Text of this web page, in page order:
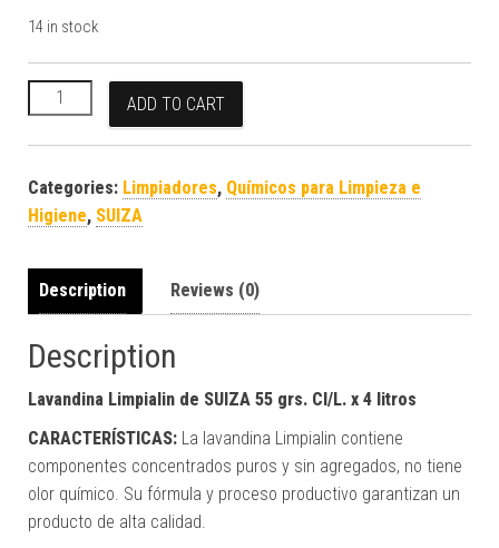
14 in stock
Lavandina Limpialin de SUIZA 55 grs. Cl/L. x 4 litros quantity
ADD TO CART
Categories: Limpiadores, Químicos para Limpieza e
Higiene, SUIZA
Description Reviews (0)
Description
Lavandina Limpialin de SUIZA 55 grs. Cl/L. x 4 litros
CARACTERÍSTICAS: La lavandina Limpialin contiene
componentes concentrados puros y sin agregados, no tiene
olor químico. Su fórmula y proceso productivo garantizan un
producto de alta calidad.